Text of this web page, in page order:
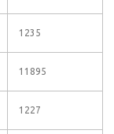
1235
11895
1227